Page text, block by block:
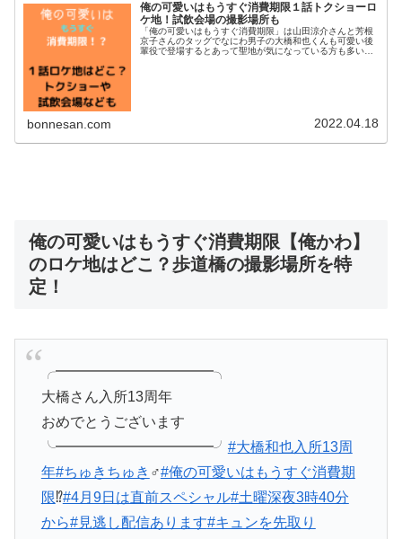
俺の可愛いはもうすぐ消費期限１話トクショーロ
ケ地！試飲会場の撮影場所も
「俺の可愛いはもうすぐ消費期限」は山田涼介さんと芳根
京子さんのタッグでなにわ男子の大橋和也くんも可愛い後
輩役で登場するとあって聖地が気になっている方も多いで
bonnesan.com 2022.04.18
俺の可愛いはもうすぐ消費期限【俺かわ】
のロケ地はどこ？歩道橋の撮影場所を特
定！
╭━━━━━━━━━━━╮
大橋さん入所13周年
おめでとうございます️
╰━━━━━━━━━━━╯ #大橋和也入所13周
年#ちゅきちゅき ‍♂️#俺の可愛いはもうすぐ消費期
限⁉︎#4月9日は直前スペシャル#土曜深夜3時40分
から#見逃し配信あります#キュンを先取り